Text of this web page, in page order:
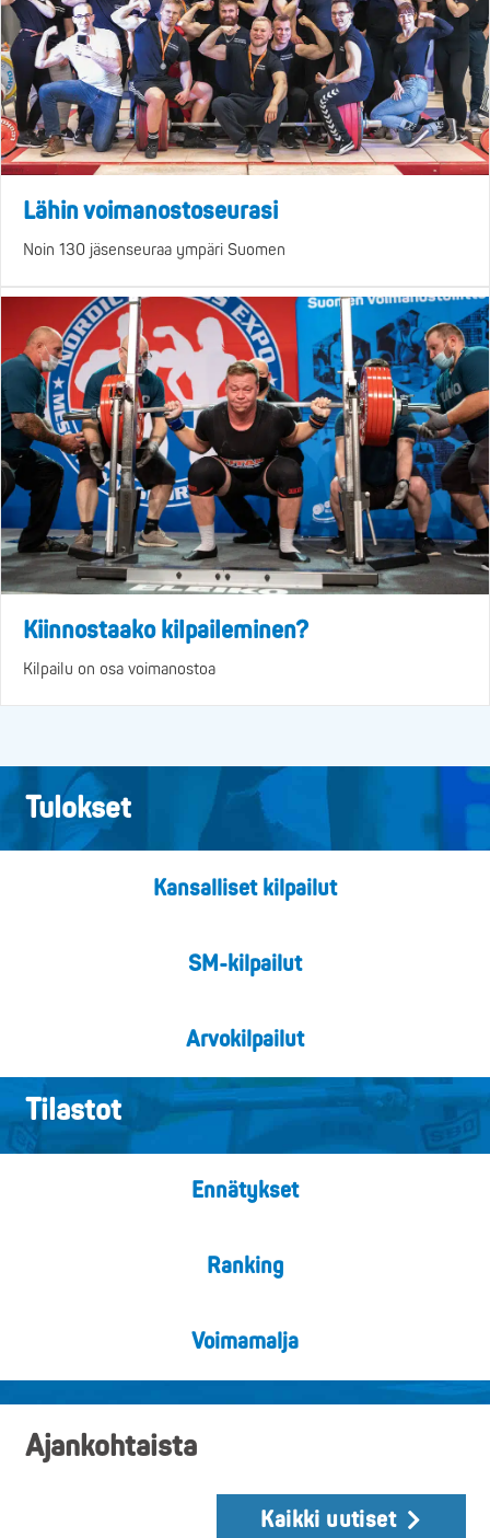
Lähin voimanostoseurasi
Noin 130 jäsenseuraa ympäri Suomen
Kiinnostaako kilpaileminen?
Kilpailu on osa voimanostoa
Tulokset
Kansalliset kilpailut
SM-kilpailut
Arvokilpailut
Tilastot
Ennätykset
Ranking
Voimamalja
Ajankohtaista
Kaikki uutiset